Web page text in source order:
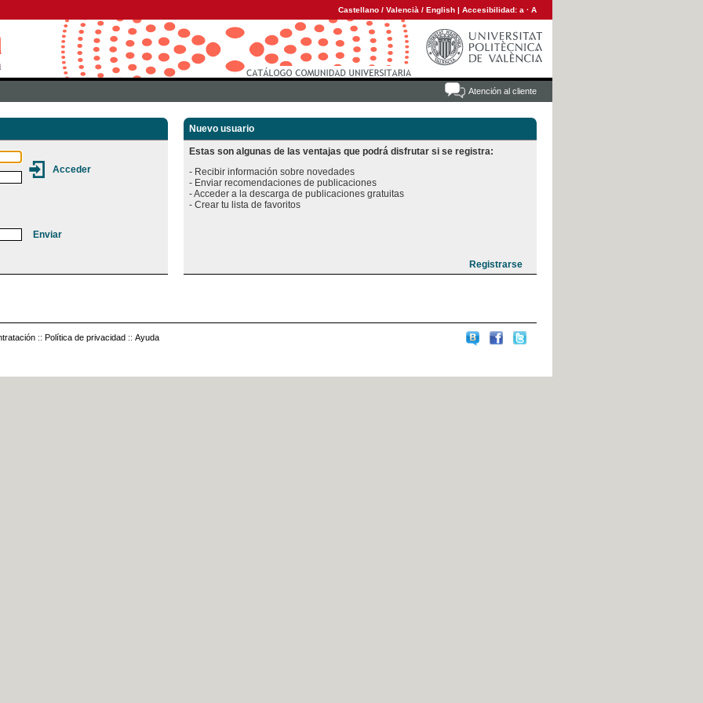
Castellano / Valencià / English | Accesibilidad: a · A
Atención al cliente
Nuevo usuario
Estas son algunas de las ventajas que podrá disfrutar si se registra:
- Recibir información sobre novedades
- Enviar recomendaciones de publicaciones
- Acceder a la descarga de publicaciones gratuitas
:: Política de privacidad :: Ayuda